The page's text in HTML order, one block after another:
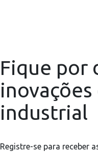
Fique por
industrial
Registre-se para receber